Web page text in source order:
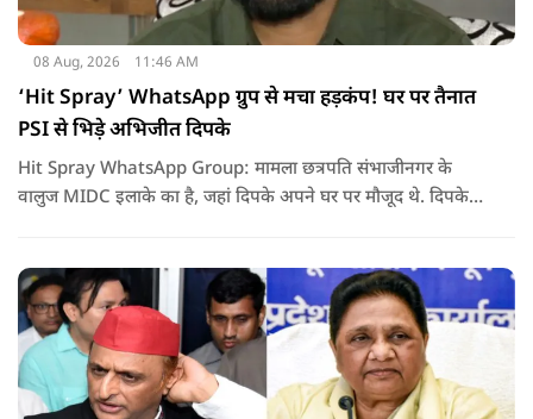
08 Aug, 2026 11:46 AM
‘Hit Spray’ WhatsApp ग्रुप से मचा हड़कंप! घर पर तैनात
PSI से भिड़े अभिजीत दिपके
Hit Spray WhatsApp Group: मामला छत्रपति संभाजीनगर के
वालुज MIDC इलाके का है, जहां दिपके अपने घर पर मौजूद थे. दिपके
को लेकर दिपके की पुलिस अधिकारी से तीखी बहस हो गई.